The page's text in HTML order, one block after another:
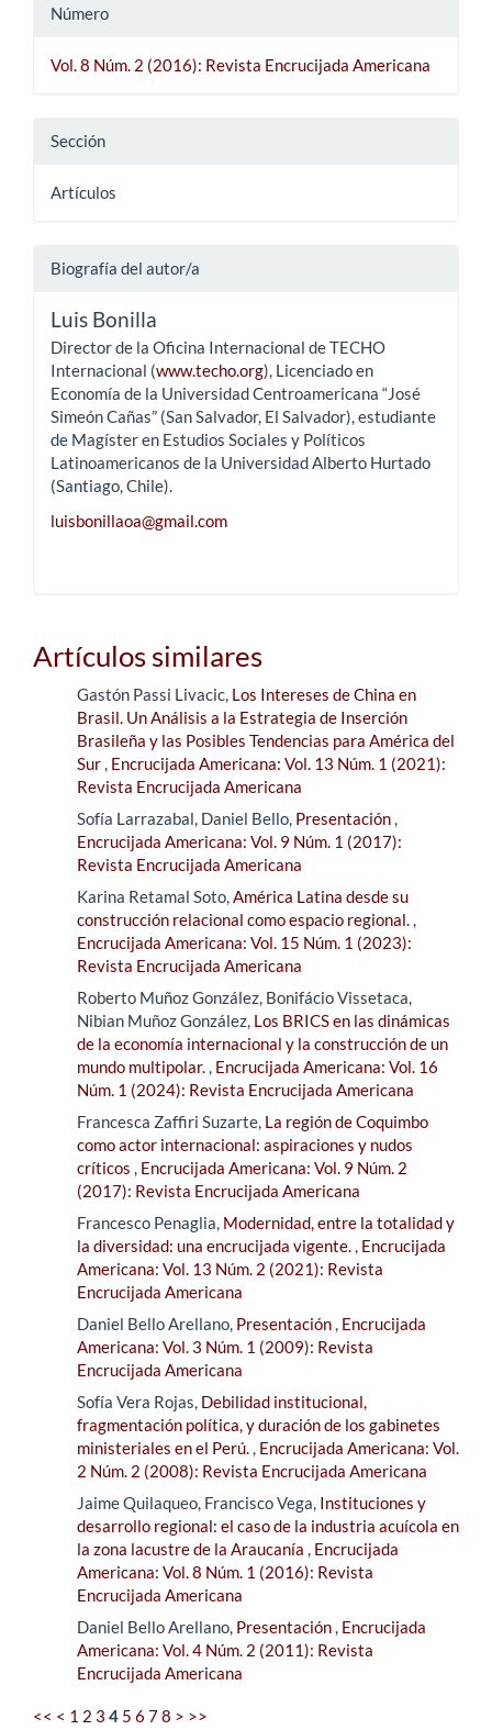
Número
Vol. 8 Núm. 2 (2016): Revista Encrucijada Americana
Sección
Artículos
Biografía del autor/a
Luis Bonilla
Director de la Oficina Internacional de TECHO
Internacional (www.techo.org), Licenciado en
Economía de la Universidad Centroamericana “José
Simeón Cañas” (San Salvador, El Salvador), estudiante
de Magíster en Estudios Sociales y Políticos
Latinoamericanos de la Universidad Alberto Hurtado
(Santiago, Chile).
luisbonillaoa@gmail.com
Artículos similares
Gastón Passi Livacic, Los Intereses de China en
Brasil. Un Análisis a la Estrategia de Inserción
Brasileña y las Posibles Tendencias para América del
Sur, Encrucijada Americana: Vol. 13 Núm. 1 (2021):
Revista Encrucijada Americana
Sofía Larrazabal, Daniel Bello, Presentación,
Encrucijada Americana: Vol. 9 Núm. 1 (2017):
Revista Encrucijada Americana
Karina Retamal Soto,América Latina desde su
construcción relacional como espacio regional.,
Encrucijada Americana: Vol. 15 Núm. 1 (2023):
Revista Encrucijada Americana
Roberto Muñoz González, Bonifácio Vissetaca,
Nibian Muñoz González, Los BRICS en las dinámicas
de la economía internacional y la construcción de un
mundo multipolar., Encrucijada Americana: Vol. 16
Núm. 1 (2024): Revista Encrucijada Americana
Francesca Zaffiri Suzarte, La región de Coquimbo
como actor internacional: aspiraciones y nudos
críticos , Encrucijada Americana: Vol. 9 Núm. 2
(2017): Revista Encrucijada Americana
Francesco Penaglia, Modernidad, entre la totalidad y
la diversidad: una encrucijada vigente., Encrucijada
Americana: Vol. 13 Núm. 2 (2021): Revista
Encrucijada Americana
Daniel Bello Arellano, Presentación, Encrucijada
Americana: Vol. 3 Núm. 1 (2009): Revista
Encrucijada Americana
Sofía Vera Rojas, Debilidad institucional,
fragmentación política, y duración de los gabinetes
ministeriales en el Perú., Encrucijada Americana: Vol.
2 Núm. 2 (2008): Revista Encrucijada Americana
Jaime Quilaqueo, Francisco Vega, Instituciones y
desarrollo regional: el caso de la industria acuícola en
la zona lacustre de la Araucanía , Encrucijada
Americana: Vol. 8 Núm. 1 (2016): Revista
Encrucijada Americana
Daniel Bello Arellano, Presentación, Encrucijada
Americana: Vol. 4 Núm. 2 (2011): Revista
Encrucijada Americana
<< < 1 2 3 4 5 6 78 > >>